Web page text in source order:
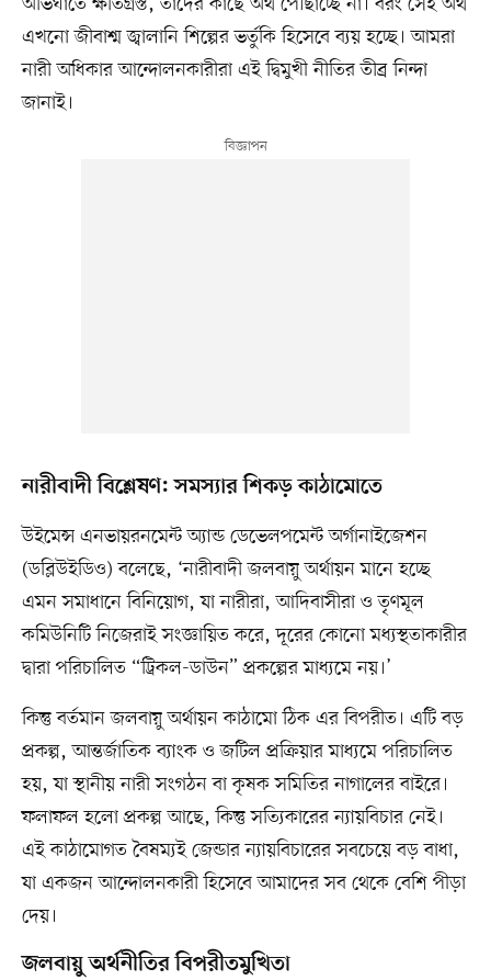
এখনো জীবাশ্ম জ্বালানি শিল্পের ভর্তুকি হিসেবে ব্যয় হচ্ছে। আমরা
নারী অধিকার আন্দোলনকারীরা এই দ্বিমুখী নীতির তীব্র নিন্দা
জানাই।
নারীবাদী বিশ্লেষণ: সমস্যার শিকড় কাঠামোতে
উইমেন্স এনভায়রনমেন্ট অ্যান্ড ডেভেলপমেন্ট অর্গানাইজেশন
(ডব্লিউইডিও) বলেছে, ‘নারীবাদী জলবায়ু অর্থায়ন মানে হচ্ছে
এমন সমাধানে বিনিয়োগ, যা নারীরা, আদিবাসীরা ও তৃণমূল
কমিউনিটি নিজেরাই সংজ্ঞায়িত করে, দূরের কোনো মধ্যস্থতাকারীর
দ্বারা পরিচালিত “ট্রিকল-ডাউন” প্রকল্পের মাধ্যমে নয়।’
কিন্তু বর্তমান জলবায়ু অর্থায়ন কাঠামো ঠিক এর বিপরীত। এটি বড়
প্রকল্প, আন্তর্জাতিক ব্যাংক ও জটিল প্রক্রিয়ার মাধ্যমে পরিচালিত
হয়, যা স্থানীয় নারী সংগঠন বা কৃষক সমিতির নাগালের বাইরে।
ফলাফল হলো প্রকল্প আছে, কিন্তু সত্যিকারের ন্যায়বিচার নেই।
এই কাঠামোগত বৈষম্যই জেন্ডার ন্যায়বিচারের সবচেয়ে বড় বাধা,
যা একজন আন্দোলনকারী হিসেবে আমাদের সব থেকে বেশি পীড়া
দেয়।
জলবায়ু অর্থনীতির বিপরীতমুখিতা